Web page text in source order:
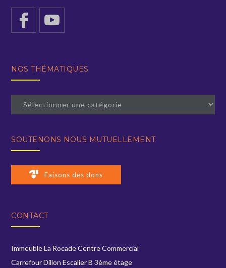
NOS THÉMATIQUES
NOS
THÉMATIQUES
SOUTENONS NOUS MUTUELLEMENT
Faisons des dons
CONTACT
Immeuble La Rocade Centre Commercial
Carrefour Dillon Escalier B 3ème étage